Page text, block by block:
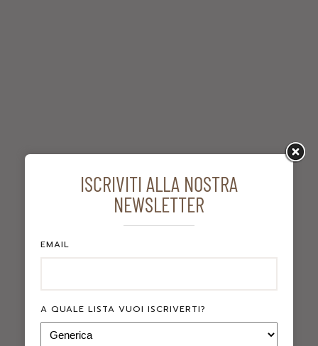
ISCRIVITI ALLA NOSTRA
NEWSLETTER
EMAIL
A QUALE LISTA VUOI ISCRIVERTI?